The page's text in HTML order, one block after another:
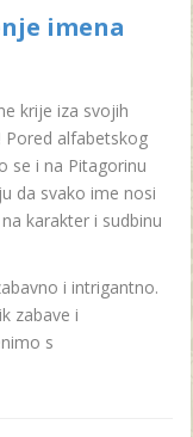
imena
krije iza svojih
Pored alfabetskog
se i na Pitagorinu
da svako ime nosi
karakter i sudbinu
i intrigantno.
zabave i
s